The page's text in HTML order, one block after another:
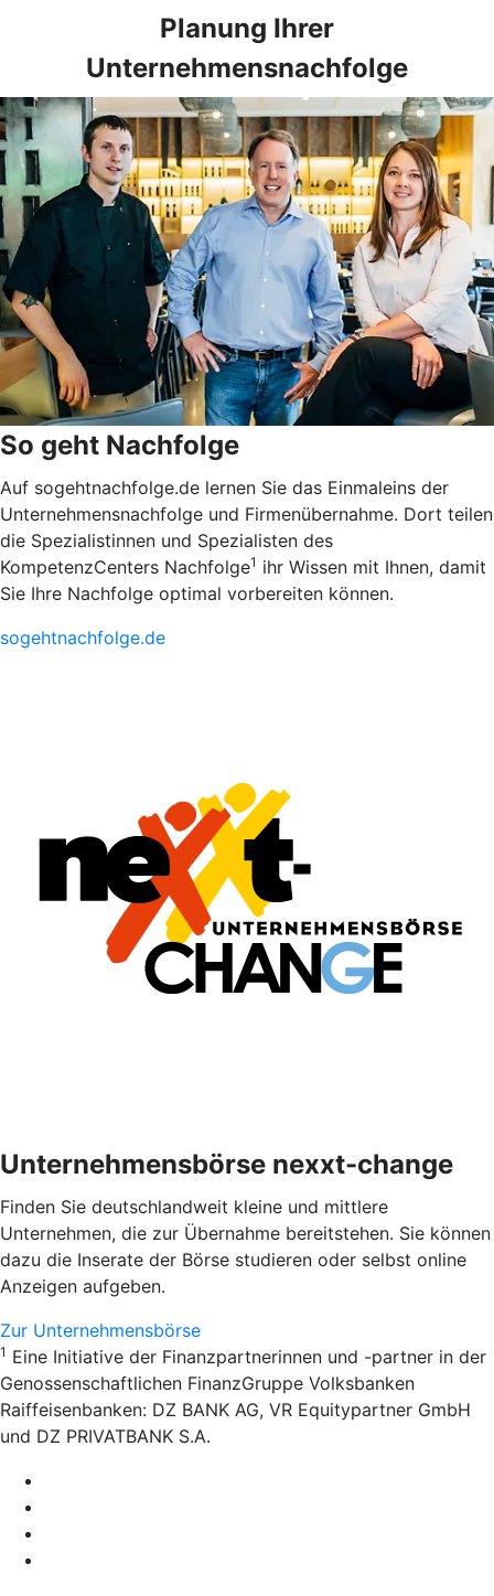
Planung Ihrer
Unternehmensnachfolge
So geht Nachfolge
Auf sogehtnachfolge.de lernen Sie das Einmaleins der
Unternehmensnachfolge und Firmenübernahme. Dort teilen
die Spezialistinnen und Spezialisten des
KompetenzCenters Nachfolge1 ihr Wissen mit Ihnen, damit
Sie Ihre Nachfolge optimal vorbereiten können.
sogehtnachfolge.de
Unternehmensbörse nexxt-change
Finden Sie deutschlandweit kleine und mittlere
Unternehmen, die zur Übernahme bereitstehen. Sie können
dazu die Inserate der Börse studieren oder selbst online
Anzeigen aufgeben.
Zur Unternehmensbörse
1 Eine Initiative der Finanzpartnerinnen und -partner in der
Genossenschaftlichen FinanzGruppe Volksbanken
Raiffeisenbanken: DZ BANK AG, VR Equitypartner GmbH
und DZ PRIVATBANK S.A.